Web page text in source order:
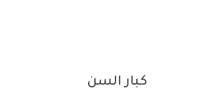
كبار السن